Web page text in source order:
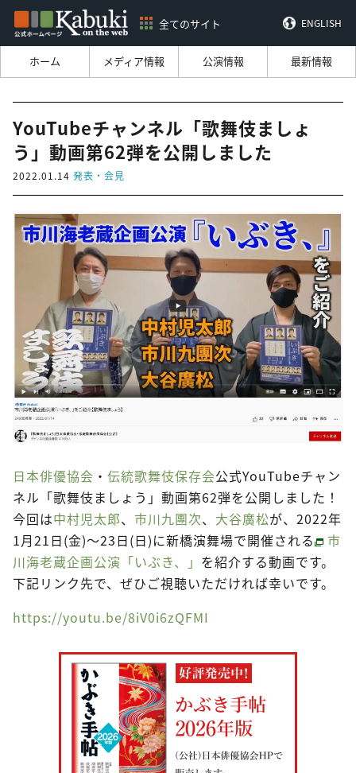
全てのサイト ENGLISH
ホーム メディア情報 公演情報 最新情報
YouTubeチャンネル「歌舞伎ましょ
う」動画第62弾を公開しました
2022.01.14 発表・会見
日本俳優協会 ・ 伝統歌舞伎保存会公式YouTubeチャン
ネル「歌舞伎ましょう」動画第62弾を公開しました！
今回は中村児太郎、 市川九團次、 大谷廣松が、2022年
1月21日(金)～23日(日)に新橋演舞場で開催される
市
川海老蔵企画公演「いぶき、」 を紹介する動画です。
下記リンク先で、ぜひご視聴いただければ幸いです。
https://youtu.be/8iV0i6zQFMI